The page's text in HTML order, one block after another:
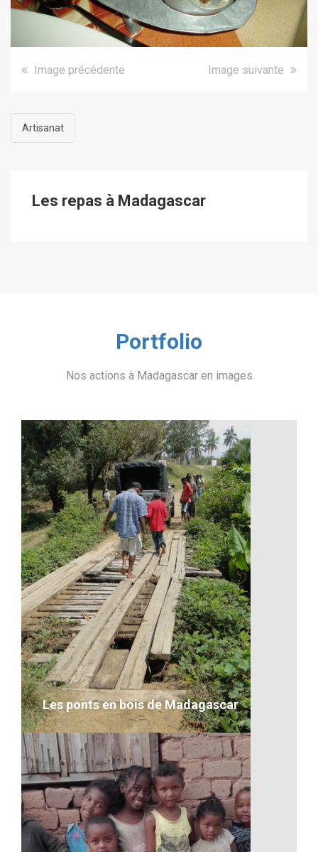
Image précédente Image suivante
Artisanat
Les repas à Madagascar
Portfolio
Nos actions à Madagascar en images
Les ponts en bois de Madagascar